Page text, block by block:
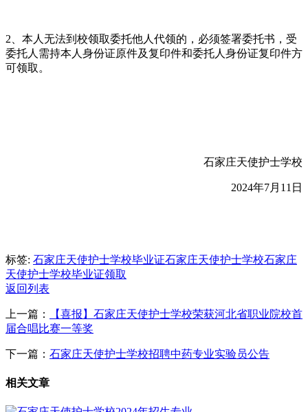
2、本人无法到校领取委托他人代领的，必须签署委托书，受
委托人需持本人身份证原件及复印件和委托人身份证复印件方
可领取。
石家庄天使护士学校
2024年7月11日
标签: 石家庄天使护士学校毕业证石家庄天使护士学校石家庄
天使护士学校毕业证领取
返回列表
上一篇：
【喜报】石家庄天使护士学校荣获河北省职业院校首
届合唱比赛一等奖
下一篇： 石家庄天使护士学校招聘中药专业实验员公告
相关文章